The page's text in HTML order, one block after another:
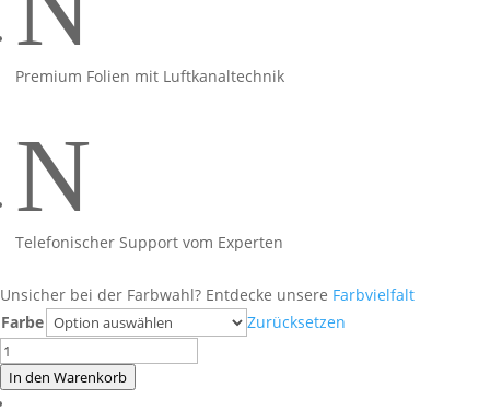
Premium Folien mit Luftkanaltechnik
N
Telefonischer Support vom Experten
Unsicher bei der Farbwahl? Entdecke unsere Farbvielfalt
Farbe
Zurücksetzen
Honda
CB650R
Evil
In den Warenkorb